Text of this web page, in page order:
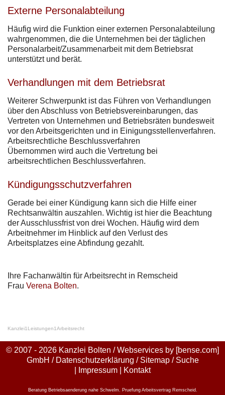
Externe Personalabteilung
Häufig wird die Funktion einer externen Personalabteilung
wahrgenommen, die die Unternehmen bei der täglichen
Personalarbeit/Zusammenarbeit mit dem Betriebsrat
unterstützt und berät.
Verhandlungen mit dem Betriebsrat
Weiterer Schwerpunkt ist das Führen von Verhandlungen
über den Abschluss von Betriebsvereinbarungen, das
Vertreten von Unternehmen und Betriebsräten bundesweit
vor den Arbeitsgerichten und in Einigungsstellenverfahren.
Arbeitsrechtliche Beschlussverfahren
Übernommen wird auch die Vertretung bei
arbeitsrechtlichen Beschlussverfahren.
Kündigungsschutzverfahren
Gerade bei einer Kündigung kann sich die Hilfe einer
Rechtsanwältin auszahlen. Wichtig ist hier die Beachtung
der Ausschlussfrist von drei Wochen. Häufig wird dem
Arbeitnehmer im Hinblick auf den Verlust des
Arbeitsplatzes eine Abfindung gezahlt.
Ihre Fachanwältin für Arbeitsrecht in Remscheid
Frau Verena Bolten.
Kanzlei1 Leistungen1Arbeitsrecht
© 2007 - 2026 Kanzlei Bolten / Webservices by [bense.com]
GmbH / Datenschutzerklärung / Sitemap/ Suche
Impressum Kontakt
Beratung Betriebsaenderung nahe Schwelm Pruefung Arbeitsvertrag Remscheid